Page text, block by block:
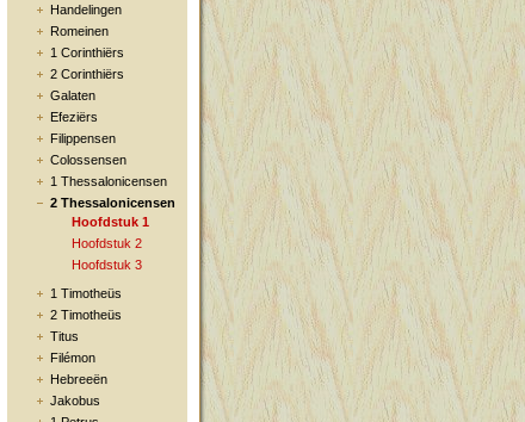
Handelingen
Romeinen
1 Corinthiërs
2 Corinthiërs
Galaten
Efeziërs
Filippensen
Colossensen
1 Thessalonicensen
2 Thessalonicensen
Hoofdstuk 1
Hoofdstuk 2
Hoofdstuk 3
1 Timotheüs
2 Timotheüs
Titus
Filémon
Hebreeën
Jakobus